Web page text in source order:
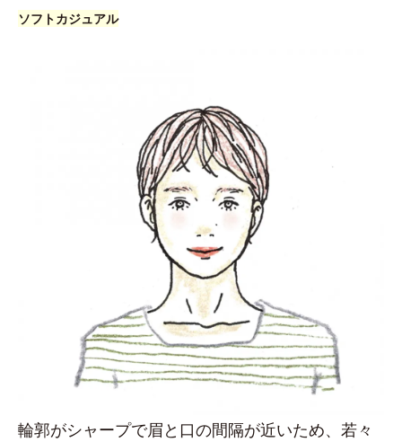
ソフトカジュアル
輪郭がシャープで眉と口の間隔が近いため、若々